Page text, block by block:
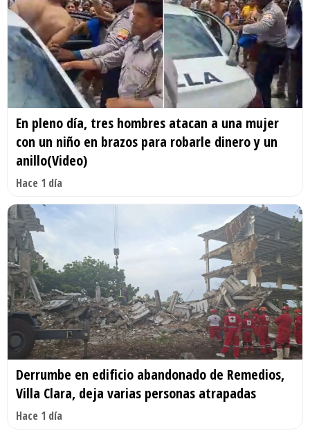
En pleno día, tres hombres atacan a una mujer
con un niño en brazos para robarle dinero y un
anillo(Video)
Hace 1 día
Derrumbe en edificio abandonado de Remedios,
Villa Clara, deja varias personas atrapadas
Hace 1 día